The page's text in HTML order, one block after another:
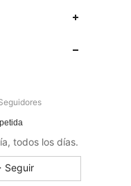
todos los días.
Seguir